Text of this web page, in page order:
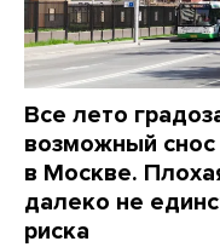
Все лето
возможный
в Москве.
далеко не
риска